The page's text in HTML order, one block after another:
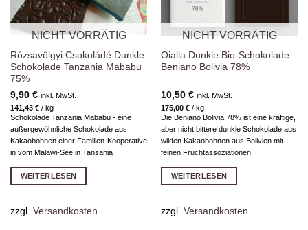
NICHT VORRÄTIG
Rózsavölgyi Csokoládé Dunkle
Schokolade Tanzania Mababu
75%
9,90 € inkl. MwSt.
141,43 €/ kg
Schokolade Tanzania Mababu - eine
außergewöhnliche Schokolade aus
Kakaobohnen einer Familien-Kooperative
in vom Malawi-See in Tansania
WEITERLESEN
zzgl. Versandkosten
NICHT VORRÄTIG
Oialla Dunkle Bio-Schokolade
Beniano Bolivia 78%
10,50 € inkl. MwSt.
175,00 €/ kg
Die Beniano Bolivia 78% ist eine kräftige,
aber nicht bittere dunkle Schokolade aus
wilden Kakaobohnen aus Bolivien mit
feinen Fruchtassoziationen
WEITERLESEN
zzgl. Versandkosten